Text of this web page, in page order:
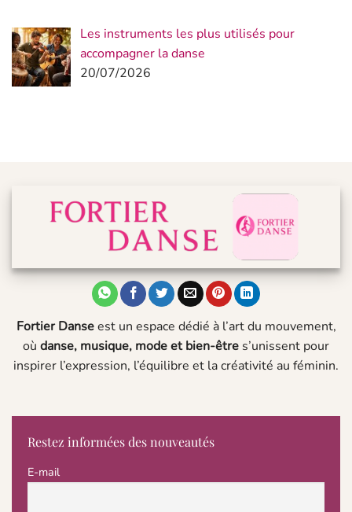
Les instruments les plus utilisés pour
accompagner la danse
20/07/2026
Fortier Danseest un espace dédié à l’art du mouvement,
où danse, musique, mode et bien-être s’unissent pour
inspirer l’expression, l’équilibre et la créativité au féminin.
Restez informées des nouveautés
E-mail